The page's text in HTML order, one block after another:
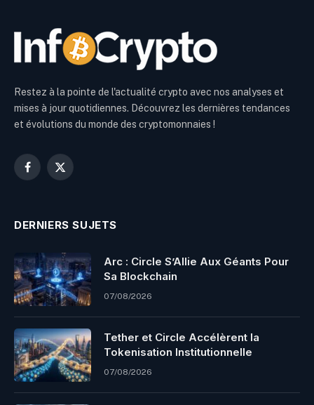
Restez à la pointe de l'actualité crypto avec nos analyses et
mises à jour quotidiennes. Découvrez les dernières tendances
et évolutions du monde des cryptomonnaies !
Facebook
X
DERNIERS SUJETS
Arc : Circle S’Allie Aux Géants Pour
Sa Blockchain
07/08/2026
Tether et Circle Accélèrent la
Tokenisation Institutionnelle
07/08/2026